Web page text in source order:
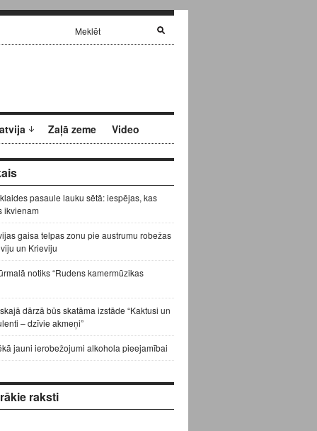
Zaļā zeme Video
pasaule lauku sētā: iespējas, kas
ikvienam
gaisa telpas zonu pie austrumu robežas
un Krieviju
notiks “Rudens kamermūzikas
dārzā būs skatāma izstāde “Kaktusi un
– dzīvie akmeņi”
jauni ierobežojumi alkohola pieejamībai
raksti